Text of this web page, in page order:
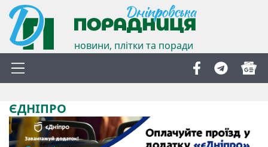
новини, плітки та поради
ЄДНІПРО